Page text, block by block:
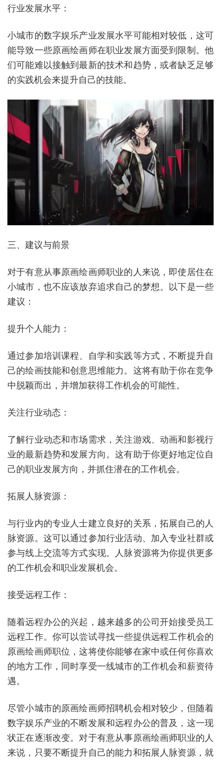
行业发展水平：
小城市的数字娱乐产业发展水平可能相对较低，这可
能导致一些原画绘画师在职业发展方面受到限制。他
们可能难以接触到最新的技术和趋势，或者缺乏足够
的实践机会来提升自己的技能。
三、建议与前景
对于有意从事原画绘画师职业的人来说，即使居住在
小城市，也不应该放弃追求自己的梦想。以下是一些
建议：
提升个人能力：
通过参加培训课程、自学和实践等方式，不断提升自
己的绘画技能和创意思维能力。这将有助于你在竞争
中脱颖而出，并增加获得工作机会的可能性。
关注行业动态：
了解行业动态和市场需求，关注游戏、动画和影视行
业的最新趋势和发展方向。这有助于你更好地定位自
己的职业发展方向，并抓住潜在的工作机会。
拓展人脉资源：
与行业内的专业人士建立良好的关系，拓展自己的人
脉资源。这可以通过参加行业活动、加入专业社群或
参与线上交流等方式实现。人脉资源将为你提供更多
的工作机会和职业发展机会。
接受远程工作：
随着远程办公的兴起，越来越多的公司开始接受员工
远程工作。你可以尝试寻找一些提供远程工作机会的
原画绘画师职位，这将使你能够在家中或任何你喜欢
的地方工作，同时享受一线城市的工作机会和薪资待
遇。
尽管小城市的原画绘画师招聘机会相对较少，但随着
数字娱乐产业的不断发展和远程办公的普及，这一现
状正在逐渐改变。对于有意从事原画绘画师职业的人
来说，只要不断提升自己的能力和拓展人脉资源，就